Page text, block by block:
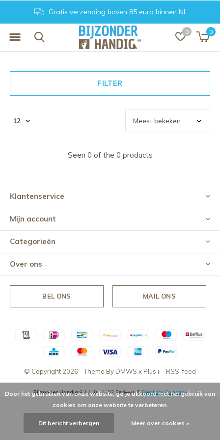
0 0
Gratis verzending boven 85 euro binnen NL
FILTER
Seen 0 of the 0 products
Klantenservice
Mijn account
Categorieën
Over ons
BEL ONS MAIL ONS
© Copyright 2026 - Theme By DMWS x Plus+ - RSS-feed
Bijzonder Handig9,1/10-1102 Reviews @Feedback Company
Door het gebruiken van onze website, ga je akkoord met het gebruik van
cookies om onze website te verbeteren.
Dit bericht verbergen Meer over cookies »